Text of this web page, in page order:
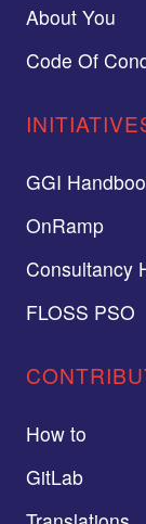
About You
Code Of
GGI
OnRamp
Consultancy
FLOSS PSO
How to
GitLab